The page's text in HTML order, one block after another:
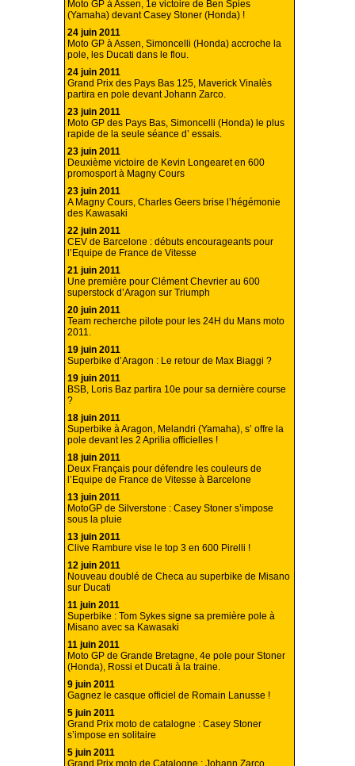
Moto GP à Assen, 1e victoire de Ben Spies
(Yamaha) devant Casey Stoner (Honda) !
24 juin 2011
Moto GP à Assen, Simoncelli (Honda) accroche la
pole, les Ducati dans le flou.
24 juin 2011
Grand Prix des Pays Bas 125, Maverick Vinalès
partira en pole devant Johann Zarco.
23 juin 2011
Moto GP des Pays Bas, Simoncelli (Honda) le plus
rapide de la seule séance d’ essais.
23 juin 2011
Deuxième victoire de Kevin Longearet en 600
promosport à Magny Cours
23 juin 2011
A Magny Cours, Charles Geers brise l’hégémonie
des Kawasaki
22 juin 2011
CEV de Barcelone : débuts encourageants pour
l’Equipe de France de Vitesse
21 juin 2011
Une première pour Clément Chevrier au 600
superstock d’Aragon sur Triumph
20 juin 2011
Team recherche pilote pour les 24H du Mans moto
2011.
19 juin 2011
Superbike d’Aragon : Le retour de Max Biaggi ?
19 juin 2011
BSB, Loris Baz partira 10e pour sa dernière course
?
18 juin 2011
Superbike à Aragon, Melandri (Yamaha), s’ offre la
pole devant les 2 Aprilia officielles !
18 juin 2011
Deux Français pour défendre les couleurs de
l’Equipe de France de Vitesse à Barcelone
13 juin 2011
MotoGP de Silverstone : Casey Stoner s’impose
sous la pluie
13 juin 2011
Clive Rambure vise le top 3 en 600 Pirelli !
12 juin 2011
Nouveau doublé de Checa au superbike de Misano
sur Ducati
11 juin 2011
Superbike : Tom Sykes signe sa première pole à
Misano avec sa Kawasaki
11 juin 2011
Moto GP de Grande Bretagne, 4e pole pour Stoner
(Honda), Rossi et Ducati à la traine.
9 juin 2011
Gagnez le casque officiel de Romain Lanusse !
5 juin 2011
Grand Prix moto de catalogne : Casey Stoner
s’impose en solitaire
5 juin 2011
Grand Prix moto de Catalogne : Johann Zarco